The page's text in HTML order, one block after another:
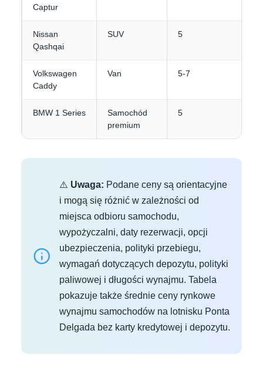
Captur
Nissan
Qashqai
SUV 5
Volkswagen
Caddy
Van 5-7
BMW 1 Series
Samochód
premium
5
⚠️ Uwaga: Podane ceny są orientacyjne
i mogą się różnić w zależności od
miejsca odbioru samochodu,
wypożyczalni, daty rezerwacji, opcji
ubezpieczenia, polityki przebiegu,
wymagań dotyczących depozytu, polityki
paliwowej i długości wynajmu. Tabela
pokazuje także średnie ceny rynkowe
wynajmu samochodów na lotnisku Ponta
Delgada bez karty kredytowej i depozytu.